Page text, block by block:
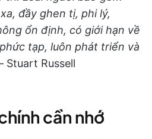
đầy ghen tị, phi lý,
ổn định, có giới hạn về
tạp, luôn phát triển và
Stuart Russell
cần nhớ